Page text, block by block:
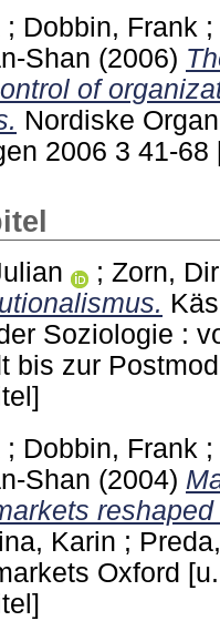
; Dobbin, Frank ;
Shan (2006)
of
Nordiske
2006 3 41-68
; Zorn,
Soziologie :
bis zur
; Dobbin, Frank ;
Shan (2004)
Karin ;
Oxford